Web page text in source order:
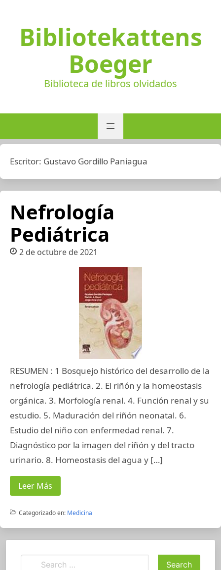
Bibliotekattens
Boeger
Biblioteca de libros olvidados
Escritor: Gustavo Gordillo Paniagua
Nefrología
Pediátrica
2 de octubre de 2021
RESUMEN : 1 Bosquejo histórico del desarrollo de la
nefrología pediátrica. 2. El riñón y la homeostasis
orgánica. 3. Morfología renal. 4. Función renal y su
estudio. 5. Maduración del riñón neonatal. 6.
Estudio del niño con enfermedad renal. 7.
Diagnóstico por la imagen del riñón y del tracto
urinario. 8. Homeostasis del agua y […]
Leer Más
Categorizado en: Medicina